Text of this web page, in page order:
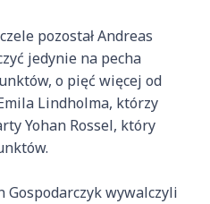
pozostał Andreas
jedynie na pecha
o pięć więcej od
Lindholma, którzy
Yohan Rossel, który
Gospodarczyk wywalczyli